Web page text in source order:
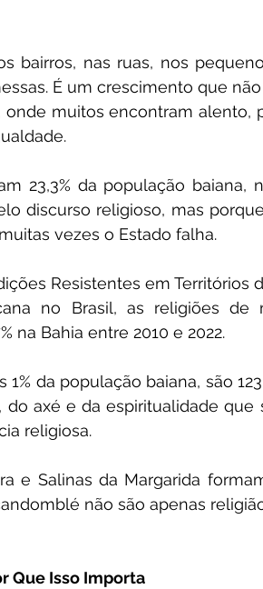
bairros, nas ruas, nos
É um crescimento que
muitos encontram alento,
23,3% da população baiana,
discurso religioso, mas
vezes o Estado falha.
Resistentes em Territórios
no Brasil, as religiões de
na Bahia entre 2010 e 2022.
1% da população baiana, são
axé e da espiritualidade que
religiosa.
e Salinas da Margarida
não são apenas
Que Isso Importa